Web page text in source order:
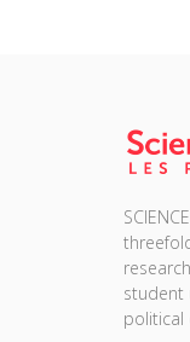
student
political